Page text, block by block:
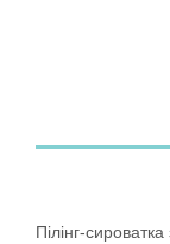
Пілінг-